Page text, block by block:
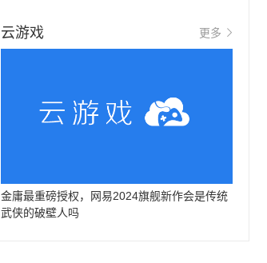
云游戏 更多
金庸最重磅授权，网易2024旗舰新作会是传统
武侠的破壁人吗